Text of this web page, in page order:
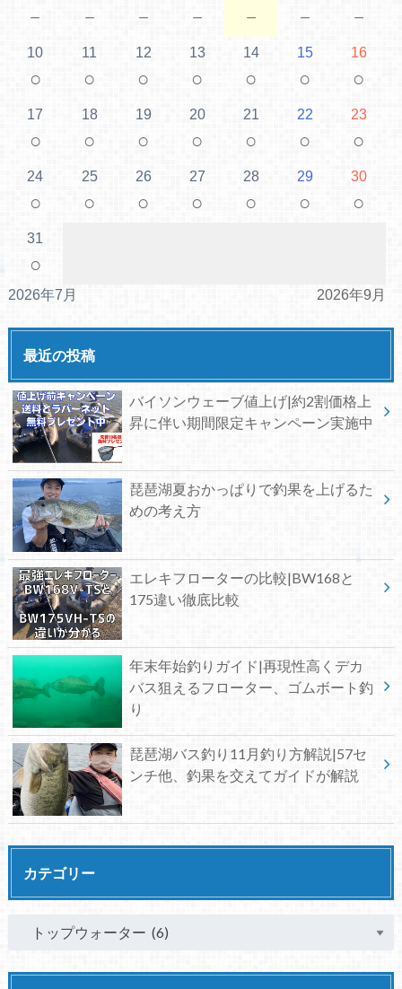
－ － － － － － －
10
○
11
○
12
○
13
○
14
○
15
○
16
○
17
○
18
○
19
○
20
○
21
○
22
○
23
○
24
○
25
○
26
○
27
○
28
○
29
○
30
○
31
○
2026年7月 2026年9月
最近の投稿
バイソンウェーブ値上げ|約2割価格上
昇に伴い期間限定キャンペーン実施中
琵琶湖夏おかっぱりで釣果を上げるた
めの考え方
エレキフローターの比較|BW168と
175違い徹底比較
年末年始釣りガイド|再現性高くデカ
バス狙えるフローター、ゴムボート釣
り
琵琶湖バス釣り11月釣り方解説|57セ
ンチ他、釣果を交えてガイドが解説
カテゴリー